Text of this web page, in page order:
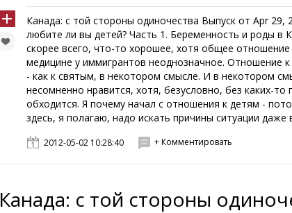
Канада: с той стороны одиночества Выпуск от Apr 29,
любите ли вы детей? Часть 1. Беременность и роды в
скорее всего, что-то хорошее, хотя общее отношение
медицине у иммигрантов неоднозначное. Отношение
- как к святым, в некотором смысле. И в некотором
несомненно нравится, хотя, безусловно, без каких-то
обходится. Я почему начал с отношения к детям -
здесь, я полагаю, надо искать причины ситуации даже
2012-05-02 10:28:40 + Комментировать
Канада: с той стороны